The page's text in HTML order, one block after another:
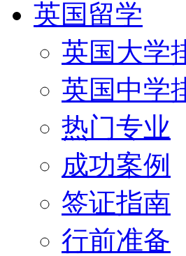
英国留学
英国大学
英国中学
热门专业
成功案例
签证指南
行前准备